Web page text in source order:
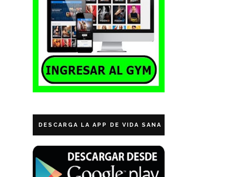
DESCARGA LA APP DE VIDA SANA ECUADOR